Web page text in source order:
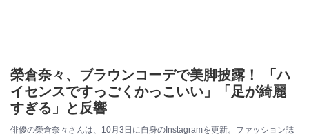
榮倉奈々、ブラウンコーデで美脚披露！ 「ハ
イセンスですっごくかっこいい」「足が綺麗
すぎる」と反響
俳優の榮倉奈々さんは、10月3日に自身のInstagramを更新。ファッション誌